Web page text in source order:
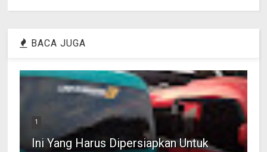
BACA JUGA
1
Ini Yang Harus Dipersiapkan Untuk